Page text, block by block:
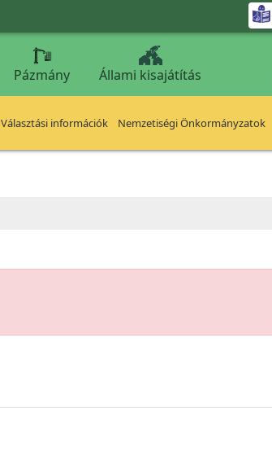
Pázmány Állami kisajátítás
Választási információk Nemzetiségi Önkormányzatok